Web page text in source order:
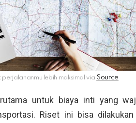
perjalananmu lebih maksimal via
untuk biaya inti yang
Riset ini bisa